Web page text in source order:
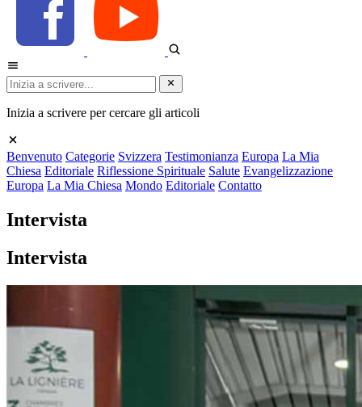
Inizia a scrivere per cercare gli articoli
Benvenuto Categorie Svizzera Testimonianza Europa La Mia
Chiesa Editoriale Riflessione Spirituale Salute Evangelizzazione
Europa La Mia Chiesa Mondo Editoriale Contatto
Intervista
Intervista